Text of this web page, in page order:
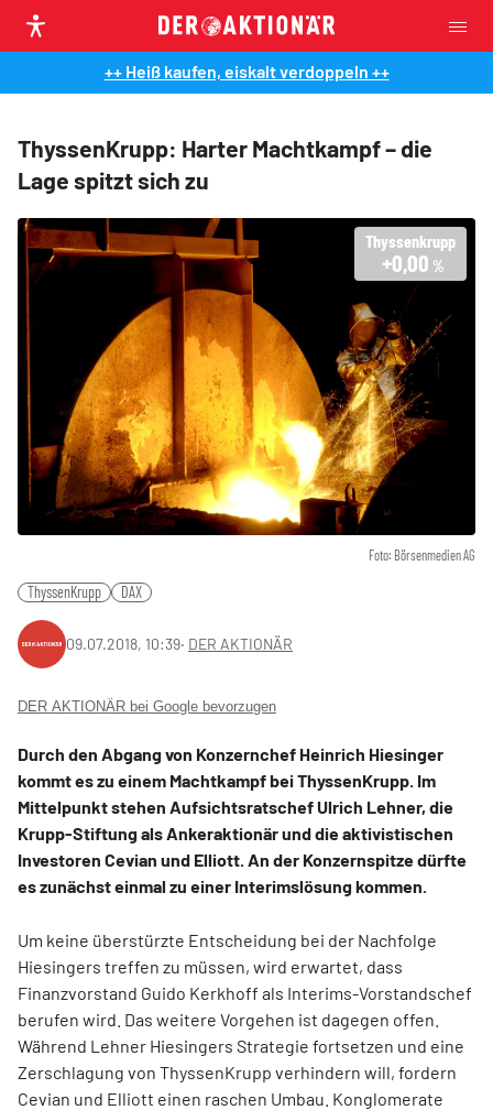
++ Heiß kaufen, eiskalt verdoppeln ++
ThyssenKrupp: Harter Machtkampf – die
Lage spitzt sich zu
Foto: Börsenmedien AG
Thyssenkrupp
+0,00 %
ThyssenKrupp DAX
09.07.2018, 10:39‧ DER AKTIONÄR
DER AKTIONÄR bei Google bevorzugen
Durch den Abgang von Konzernchef Heinrich Hiesinger
kommt es zu einem Machtkampf bei ThyssenKrupp. Im
Mittelpunkt stehen Aufsichtsratschef Ulrich Lehner, die
Krupp-Stiftung als Ankeraktionär und die aktivistischen
Investoren Cevian und Elliott. An der Konzernspitze dürfte
es zunächst einmal zu einer Interimslösung kommen.
Um keine überstürzte Entscheidung bei der Nachfolge
Hiesingers treffen zu müssen, wird erwartet, dass
Finanzvorstand Guido Kerkhoff als Interims-Vorstandschef
berufen wird. Das weitere Vorgehen ist dagegen offen.
Während Lehner Hiesingers Strategie fortsetzen und eine
Zerschlagung von ThyssenKrupp verhindern will, fordern
Cevian und Elliott einen raschen Umbau. Konglomerate